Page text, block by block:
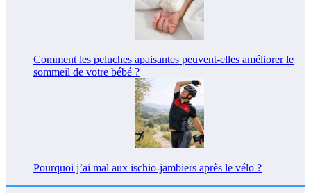
Comment les peluches apaisantes peuvent-elles améliorer le
sommeil de votre bébé ?
Pourquoi j’ai mal aux ischio-jambiers après le vélo ?